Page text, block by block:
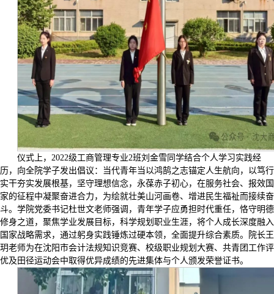
仪式上，2022级工商管理专业2班刘金雪同学结合个人学习实践经
历，向全院学子发出倡议：当代青年当以鸿鹄之志锚定人生航向，以笃行
实干夯实发展根基，坚守理想信念，永葆赤子初心，在服务社会、报效国
家的征程中凝聚奋进合力，为绘就壮美山河画卷、增进民生福祉而接续奋
斗。学院党委书记杜世文老师强调，青年学子应勇担时代重任，恪守明德
修身之道，聚焦学业发展目标，科学规划职业生涯，将个人成长深度融入
国家战略需求，通过躬身实践锤炼过硬本领，全面提升综合素质。院长王
玥老师为在沈阳市会计法规知识竞赛、校级职业规划大赛、共青团工作评
优及田径运动会中取得优异成绩的先进集体与个人颁发荣誉证书。